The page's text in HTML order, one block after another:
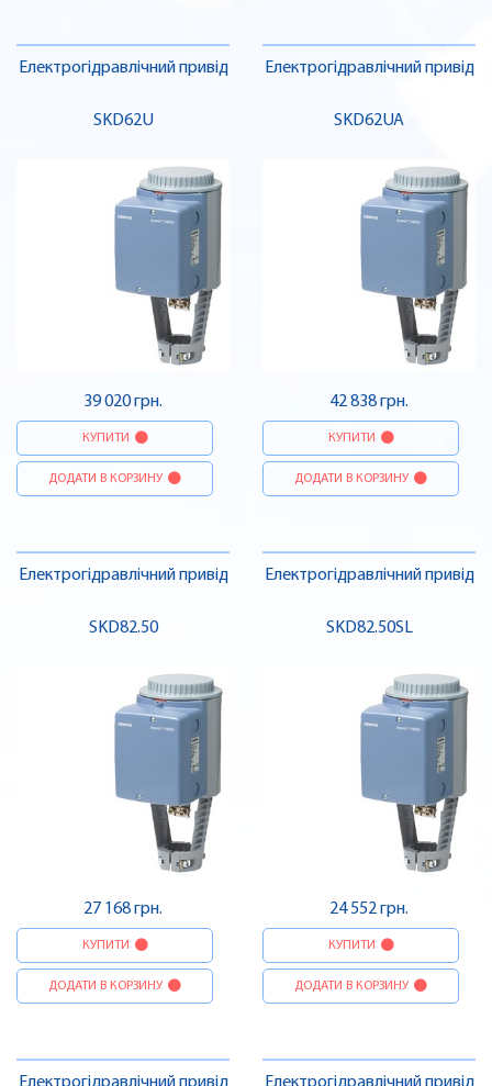
Електрогідравлічний привід
SKD62U
39 020 грн.
КУПИТИ
ДОДАТИ В КОРЗИНУ
Електрогідравлічний привід
SKD62UA
42 838 грн.
КУПИТИ
ДОДАТИ В КОРЗИНУ
Електрогідравлічний привід
SKD82.50
27 168 грн.
КУПИТИ
ДОДАТИ В КОРЗИНУ
Електрогідравлічний привід
SKD82.50SL
24 552 грн.
КУПИТИ
ДОДАТИ В КОРЗИНУ